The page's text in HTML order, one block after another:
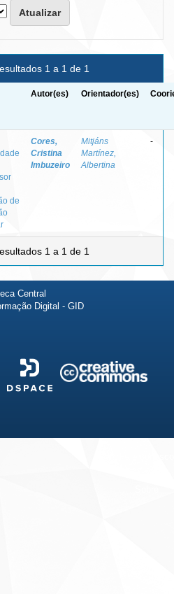
1 a 1 de 1
Autor(es) Orientador(es)
de
Cores,
Cristina
Imbuzeiro
Mitjáns
Martínez,
Albertina
-
1 a 1 de 1
Central
Digital - GID